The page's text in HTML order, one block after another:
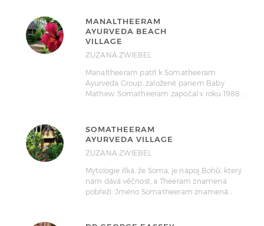
MANALTHEERAM
AYURVEDA BEACH
VILLAGE
ZUZANA ZWIEBEL
Manaltheeram patří k Somatheeram
Ayurveda Group, založené panem Baby
Mathew. Somatheeram započal v roku 1988…
SOMATHEERAM
AYURVEDA VILLAGE
ZUZANA ZWIEBEL
Mytologie říká, že Soma, je nápoj Bohů, který
nám dává věčnost, a Theeram znamená
pobřeží. Jméno Somatheeram znamená…